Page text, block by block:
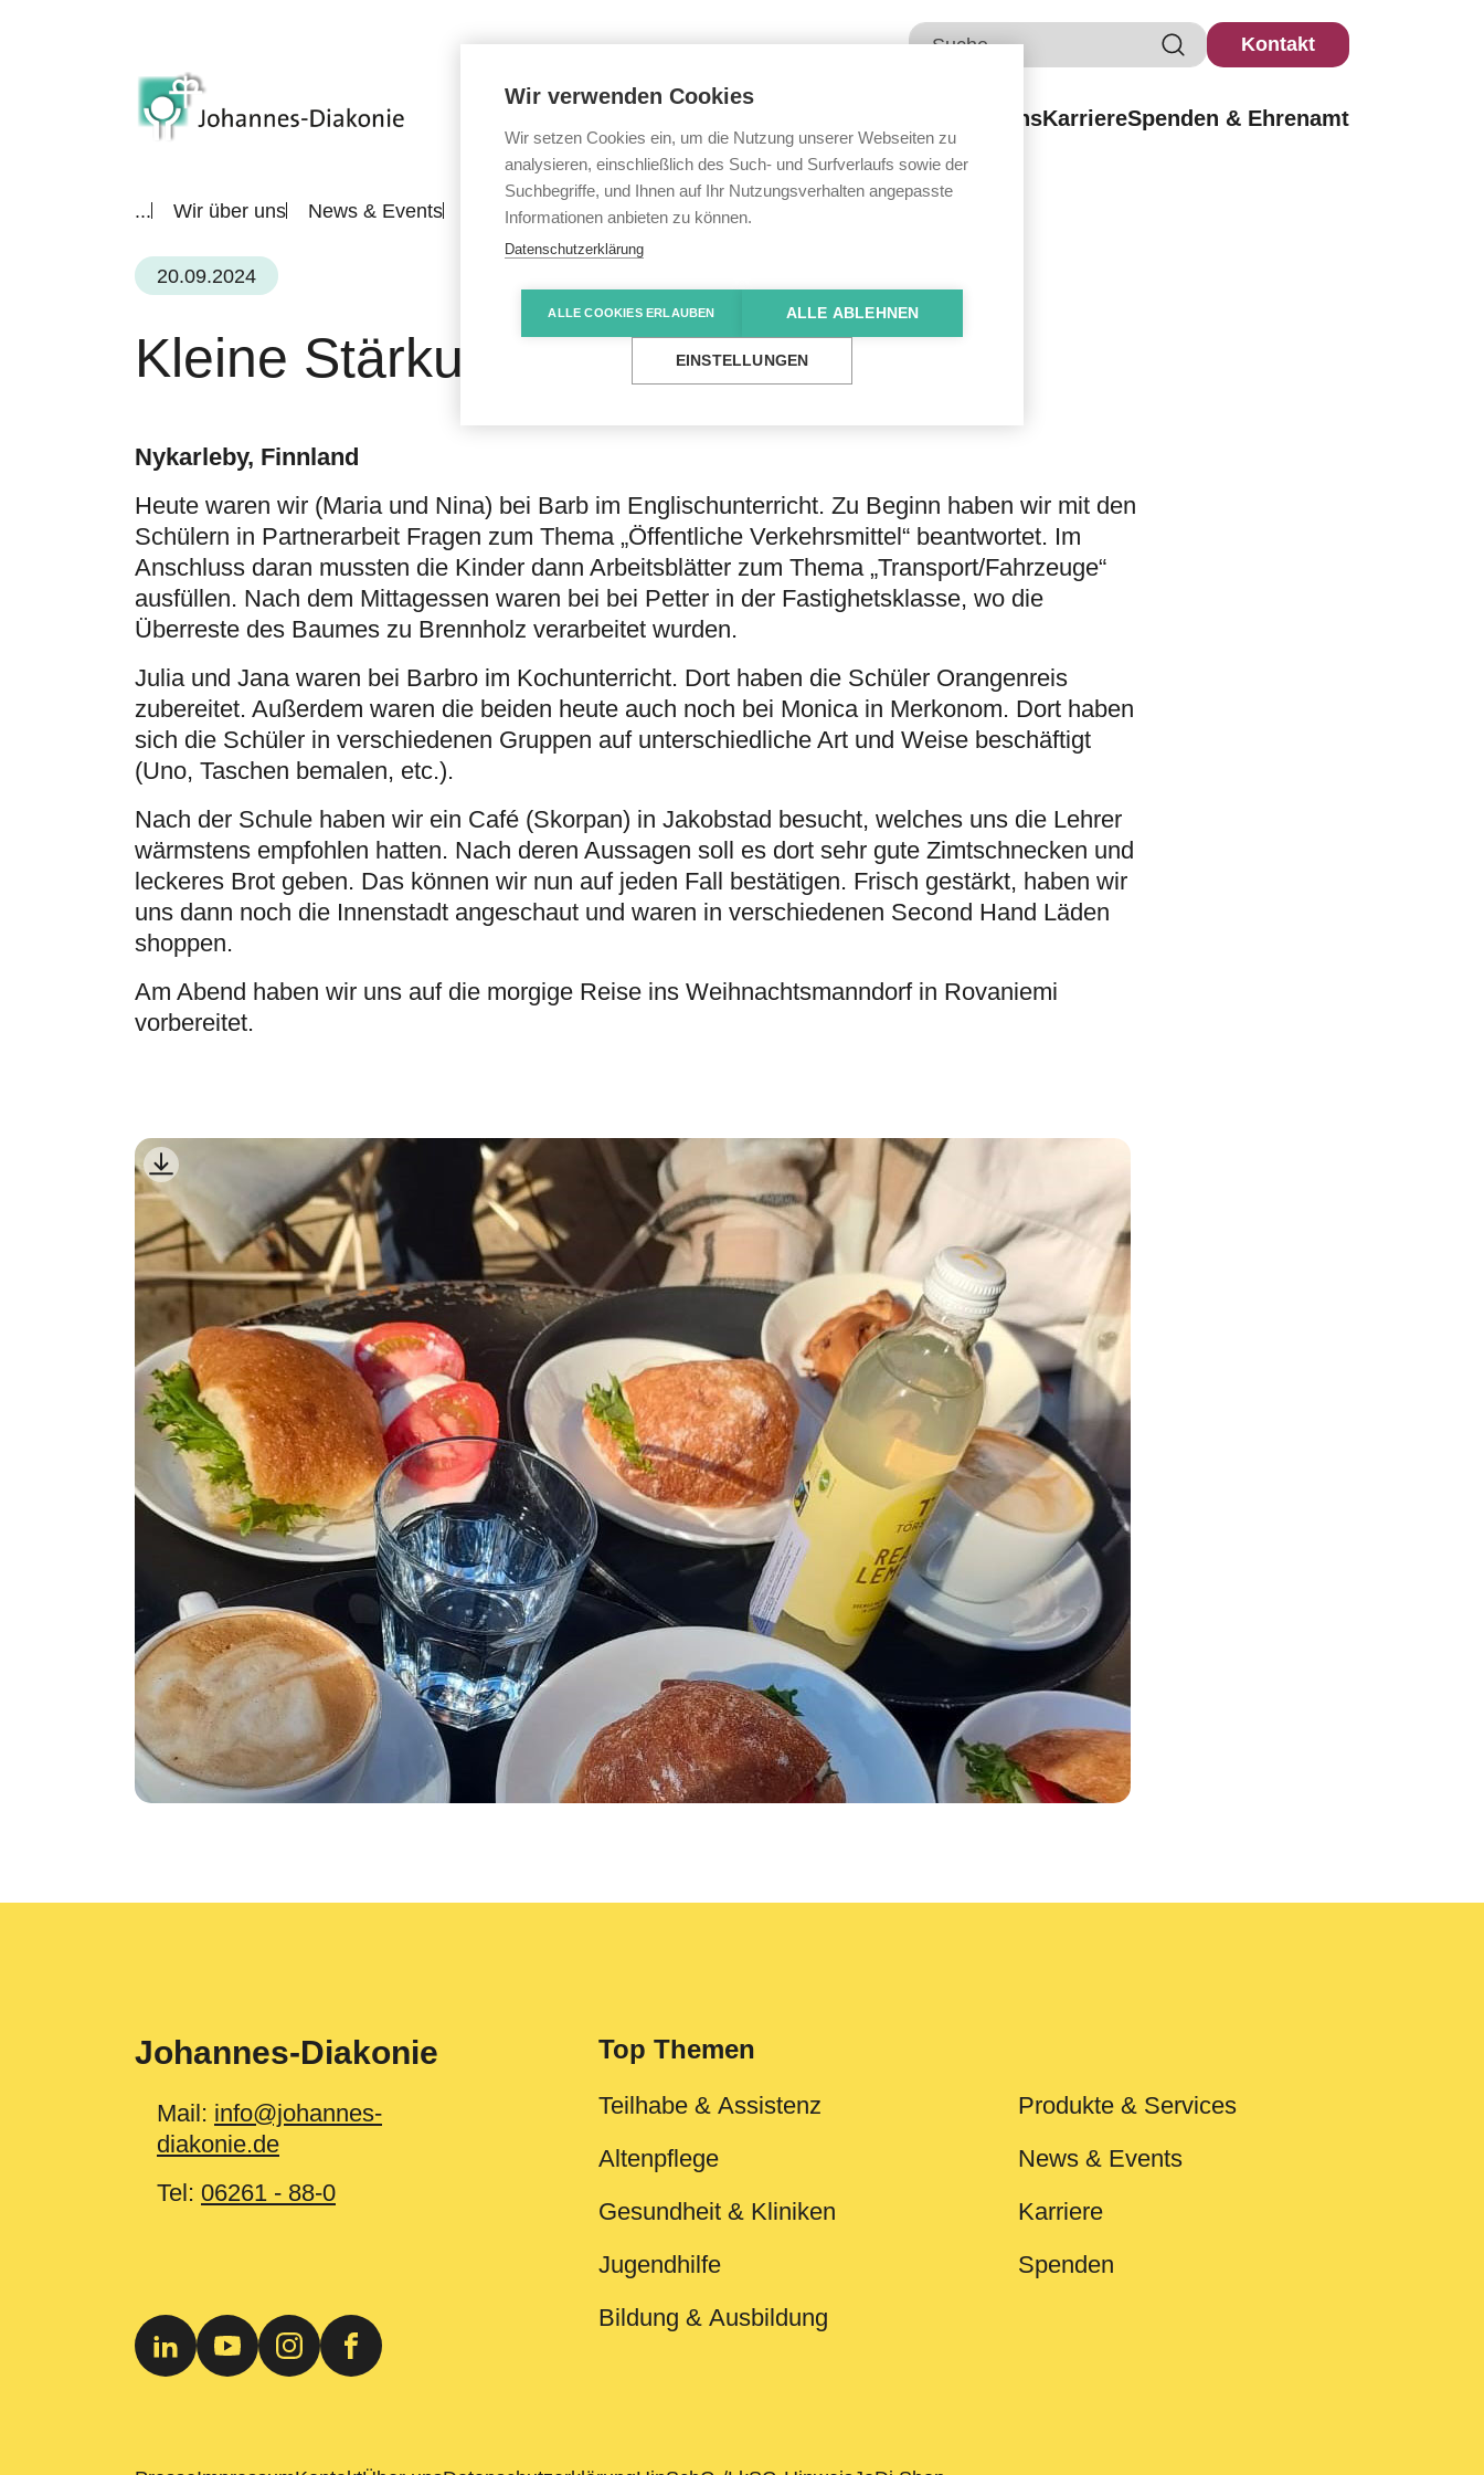
Kontakt
Wir über unsKarriereSpenden & Ehrenamt
... Wir über uns News & Events Alle News Kleine Stärkung zwischendurch
20.09.2024
Kleine Stärkung zwischendurch
Nykarleby, Finnland
Heute waren wir (Maria und Nina) bei Barb im Englischunterricht. Zu Beginn haben wir mit den
Schülern in Partnerarbeit Fragen zum Thema „Öffentliche Verkehrsmittel“ beantwortet. Im
Anschluss daran mussten die Kinder dann Arbeitsblätter zum Thema „Transport/Fahrzeuge“
ausfüllen. Nach dem Mittagessen waren bei bei Petter in der Fastighetsklasse, wo die
Überreste des Baumes zu Brennholz verarbeitet wurden.
Julia und Jana waren bei Barbro im Kochunterricht. Dort haben die Schüler Orangenreis
zubereitet. Außerdem waren die beiden heute auch noch bei Monica in Merkonom. Dort haben
sich die Schüler in verschiedenen Gruppen auf unterschiedliche Art und Weise beschäftigt
(Uno, Taschen bemalen, etc.).
Nach der Schule haben wir ein Café (Skorpan) in Jakobstad besucht, welches uns die Lehrer
wärmstens empfohlen hatten. Nach deren Aussagen soll es dort sehr gute Zimtschnecken und
leckeres Brot geben. Das können wir nun auf jeden Fall bestätigen. Frisch gestärkt, haben wir
uns dann noch die Innenstadt angeschaut und waren in verschiedenen Second Hand Läden
shoppen.
Am Abend haben wir uns auf die morgige Reise ins Weihnachtsmanndorf in Rovaniemi
vorbereitet.
Johannes-Diakonie
Mail: info@johannes-
diakonie.de
Tel: 06261 - 88-0
Top Themen
Teilhabe & Assistenz
Altenpflege
Gesundheit & Kliniken
Jugendhilfe
Bildung & Ausbildung
Produkte & Services
News & Events
Karriere
Spenden
Wir verwenden Cookies
Wir setzen Cookies ein, um die Nutzung unserer Webseiten zu
analysieren, einschließlich des Such- und Surfverlaufs sowie der
Suchbegriffe, und Ihnen auf Ihr Nutzungsverhalten angepasste
Informationen anbieten zu können.
Datenschutzerklärung
ALLE COOKIES ERLAUBEN ALLE ABLEHNEN
EINSTELLUNGEN